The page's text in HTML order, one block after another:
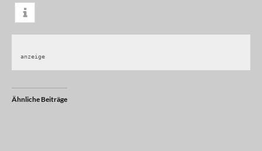
anzeige
Ähnliche Beiträge